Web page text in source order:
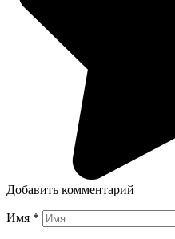
Добавить комментарий
Имя *